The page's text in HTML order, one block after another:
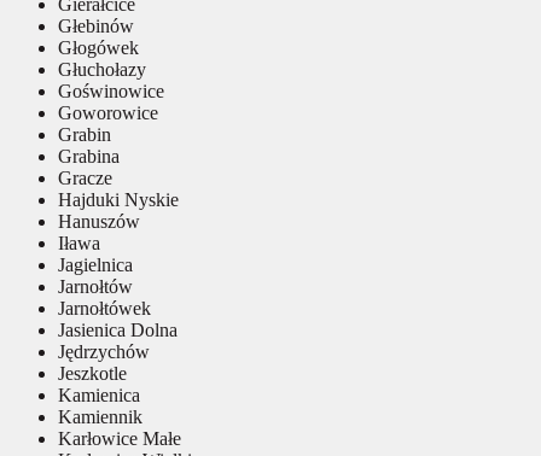
Głebinów
Głogówek
Głuchołazy
Goświnowice
Goworowice
Grabin
Grabina
Gracze
Hajduki Nyskie
Hanuszów
Iława
Jagielnica
Jarnołtów
Jarnołtówek
Jasienica Dolna
Jędrzychów
Jeszkotle
Kamienica
Kamiennik
Karłowice Małe